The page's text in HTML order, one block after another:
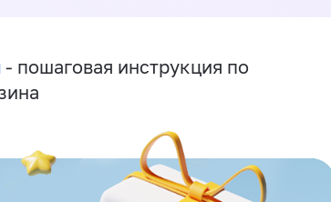
- пошаговая инструкция по